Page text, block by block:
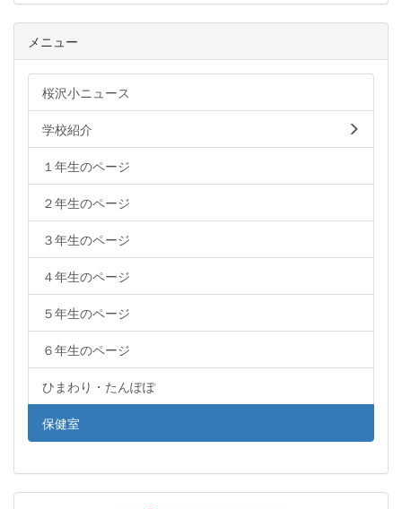
メニュー
桜沢小ニュース
学校紹介
１年生のページ
２年生のページ
３年生のページ
４年生のページ
５年生のページ
６年生のページ
ひまわり・たんぽぽ
保健室